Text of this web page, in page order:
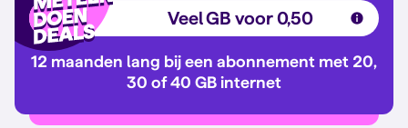
Veel GB voor 0,50
12 maanden lang bij een abonnement met 20,
30 of 40 GB internet